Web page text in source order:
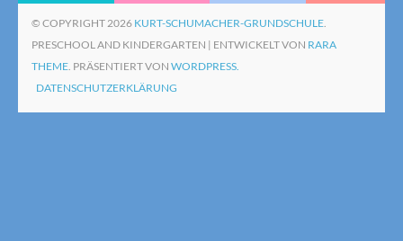
© COPYRIGHT 2026 KURT-SCHUMACHER-GRUNDSCHULE.
PRESCHOOL AND KINDERGARTEN | ENTWICKELT VON RARA
THEME. PRÄSENTIERT VON WORDPRESS.
DATENSCHUTZERKLÄRUNG